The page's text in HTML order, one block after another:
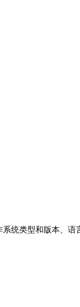
统类型和版本、语